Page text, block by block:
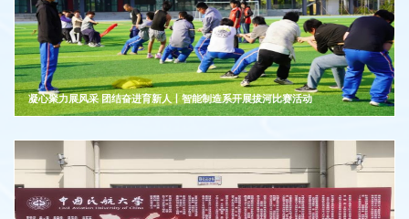
凝心聚力展风采 团结奋进育新人丨智能制造系开展拔河比赛活动